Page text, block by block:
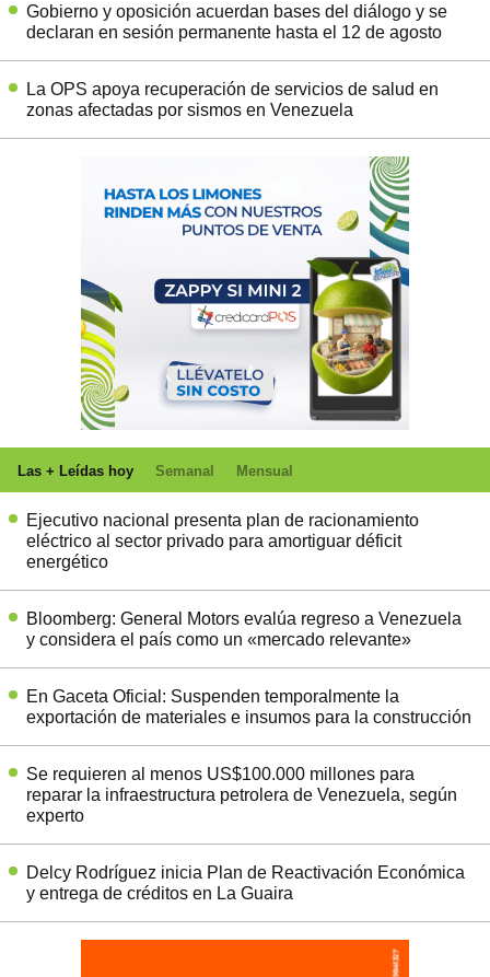
Gobierno y oposición acuerdan bases del diálogo y se
declaran en sesión permanente hasta el 12 de agosto
La OPS apoya recuperación de servicios de salud en
zonas afectadas por sismos en Venezuela
Las + Leídas hoy Semanal Mensual
Ejecutivo nacional presenta plan de racionamiento
eléctrico al sector privado para amortiguar déficit
energético
Bloomberg: General Motors evalúa regreso a Venezuela
y considera el país como un «mercado relevante»
En Gaceta Oficial: Suspenden temporalmente la
exportación de materiales e insumos para la construcción
Se requieren al menos US$100.000 millones para
reparar la infraestructura petrolera de Venezuela, según
experto
Delcy Rodríguez inicia Plan de Reactivación Económica
y entrega de créditos en La Guaira